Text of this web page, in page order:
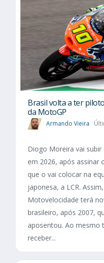
Brasil volta a ter
da MotoGP
Armando Vieira
Diogo Moreira vai
em 2026, após assinar
que o vai colocar na
japonesa, a LCR.
Motovelocidade terá
brasileiro, após 2007,
aposentou. Ao mesmo
receber...